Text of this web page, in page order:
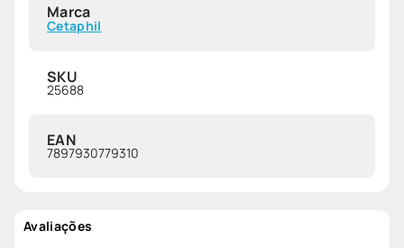
Marca
Cetaphil
SKU
25688
EAN
7897930779310
Avaliações